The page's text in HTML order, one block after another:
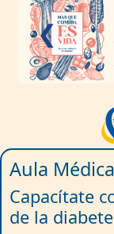
❮
Aula
Capacítate
de la